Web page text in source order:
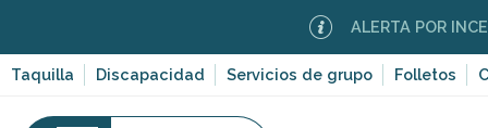
contenu
principal
Taquilla Discapacidad Servicios de grupo Folletos
ALERTA POR